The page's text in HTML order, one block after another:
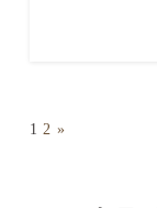
1 2 »